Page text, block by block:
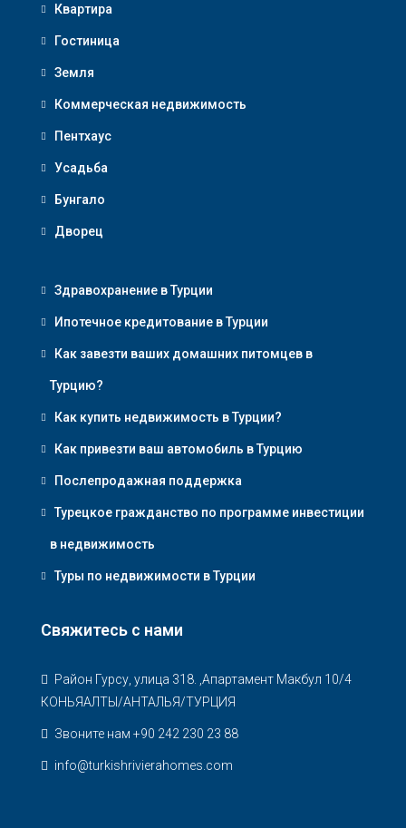
Квартира
Гостиница
Земля
Коммерческая недвижимость
Пентхаус
Усадьба
Бунгало
Дворец
Здравохранение в Турции
Ипотечное кредитование в Турции
Как завезти ваших домашних питомцев в
Турцию?
Как купить недвижимость в Турции?
Как привезти ваш автомобиль в Турцию
Послепродажная поддержка
Турецкое гражданство по программе инвестиции
в недвижимость
Туры по недвижимости в Турции
Свяжитесь с нами
Район Гурсу, улица 318. ,Апартамент Макбул 10/4
КОНЬЯАЛТЫ/АНТАЛЬЯ/ТУРЦИЯ
Звоните нам +90 242 230 23 88
info@turkishrivierahomes.com